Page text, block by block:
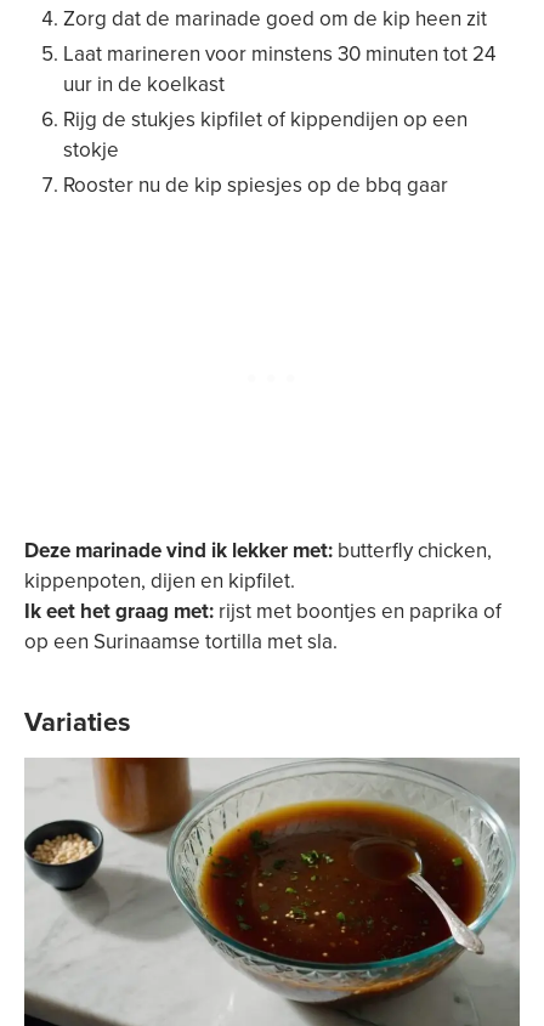
Zorg dat de marinade goed om de kip heen zit
Laat marineren voor minstens 30 minuten tot 24
uur in de koelkast
Rijg de stukjes kipfilet of kippendijen op een
stokje
Rooster nu de kip spiesjes op de bbq gaar
Deze marinade vind ik lekker met: butterfly chicken,
kippenpoten, dijen en kipfilet.
Ik eet het graag met: rijst met boontjes en paprika of
op een Surinaamse tortilla met sla.
Variaties